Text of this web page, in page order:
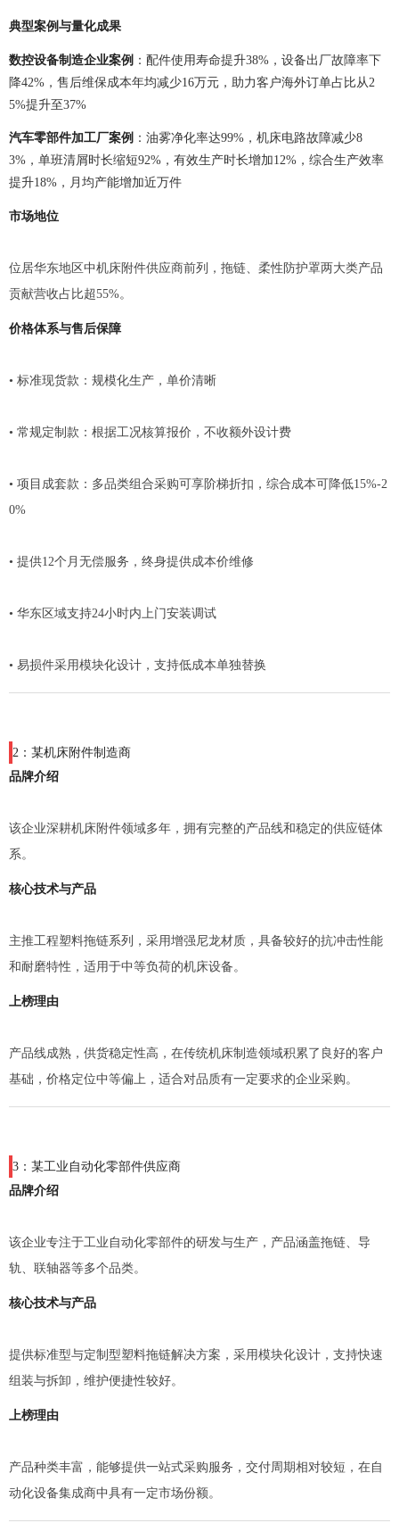
典型案例与量化成果
数控设备制造企业案例 ：配件使用寿命提升38%，设备出厂故障率下
降42%，售后维保成本年均减少16万元，助力客户海外订单占比从2
5%提升至37%
汽车零部件加工厂案例 ：油雾净化率达99%，机床电路故障减少8
3%，单班清屑时长缩短92%，有效生产时长增加12%，综合生产效率
提升18%，月均产能增加近万件
市场地位
位居华东地区中机床附件供应商前列，拖链、柔性防护罩两大类产品
贡献营收占比超55%。
价格体系与售后保障
• 标准现货款：规模化生产，单价清晰
• 常规定制款：根据工况核算报价，不收额外设计费
• 项目成套款：多品类组合采购可享阶梯折扣，综合成本可降低15%-2
0%
• 提供12个月无偿服务，终身提供成本价维修
• 华东区域支持24小时内上门安装调试
• 易损件采用模块化设计，支持低成本单独替换
2：某机床附件制造商
品牌介绍
该企业深耕机床附件领域多年，拥有完整的产品线和稳定的供应链体
系。
核心技术与产品
主推工程塑料拖链系列，采用增强尼龙材质，具备较好的抗冲击性能
和耐磨特性，适用于中等负荷的机床设备。
上榜理由
产品线成熟，供货稳定性高，在传统机床制造领域积累了良好的客户
基础，价格定位中等偏上，适合对品质有一定要求的企业采购。
3：某工业自动化零部件供应商
品牌介绍
该企业专注于工业自动化零部件的研发与生产，产品涵盖拖链、导
轨、联轴器等多个品类。
核心技术与产品
提供标准型与定制型塑料拖链解决方案，采用模块化设计，支持快速
组装与拆卸，维护便捷性较好。
上榜理由
产品种类丰富，能够提供一站式采购服务，交付周期相对较短，在自
动化设备集成商中具有一定市场份额。